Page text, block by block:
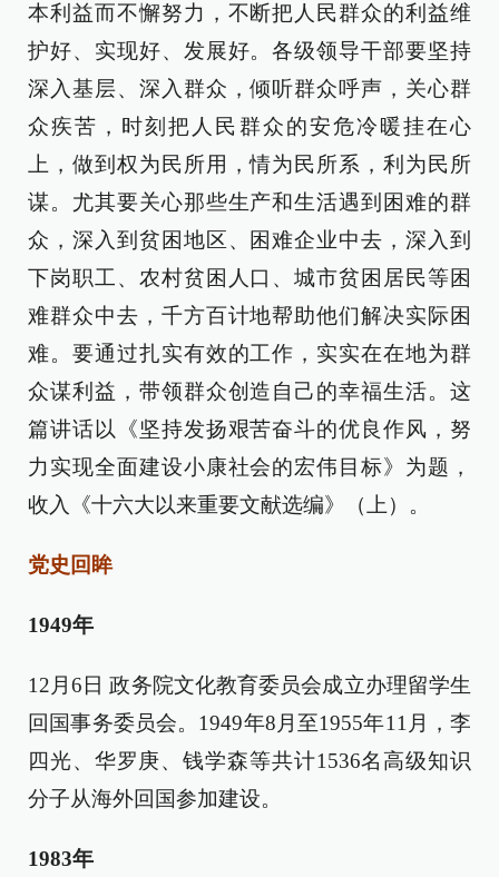
本利益而不懈努力，不断把人民群众的利益维
护好、实现好、发展好。各级领导干部要坚持
深入基层、深入群众，倾听群众呼声，关心群
众疾苦，时刻把人民群众的安危冷暖挂在心
上，做到权为民所用，情为民所系，利为民所
谋。尤其要关心那些生产和生活遇到困难的群
众，深入到贫困地区、困难企业中去，深入到
下岗职工、农村贫困人口、城市贫困居民等困
难群众中去，千方百计地帮助他们解决实际困
难。要通过扎实有效的工作，实实在在地为群
众谋利益，带领群众创造自己的幸福生活。这
篇讲话以《坚持发扬艰苦奋斗的优良作风，努
力实现全面建设小康社会的宏伟目标》为题，
收入《十六大以来重要文献选编》（上）。
党史回眸
1949年
12月6日 政务院文化教育委员会成立办理留学生
回国事务委员会。1949年8月至1955年11月，李
四光、华罗庚、钱学森等共计1536名高级知识
分子从海外回国参加建设。
1983年